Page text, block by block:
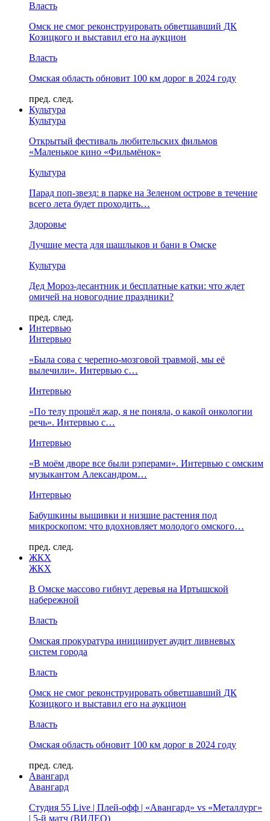
Власть
Омск не смог реконструировать обветшавший ДК
Козицкого и выставил его на аукцион
Власть
Омская область обновит 100 км дорог в 2024 году
пред. след.
Культура
Культура
Открытый фестиваль любительских фильмов
«Маленькое кино «Фильмёнок»
Культура
Парад поп-звезд: в парке на Зеленом острове в течение
всего лета будет проходить…
Здоровье
Лучшие места для шашлыков и бани в Омске
Культура
Дед Мороз-десантник и бесплатные катки: что ждет
омичей на новогодние праздники?
пред. след.
Интервью
Интервью
«Была сова с черепно-мозговой травмой, мы её
вылечили». Интервью с…
Интервью
«По телу прошёл жар, я не поняла, о какой онкологии
речь». Интервью с…
Интервью
«В моём дворе все были рэперами». Интервью с омским
музыкантом Александром…
Интервью
Бабушкины вышивки и низшие растения под
микроскопом: что вдохновляет молодого омского…
пред. след.
ЖКХ
ЖКХ
В Омске массово гибнут деревья на Иртышской
набережной
Власть
Омская прокуратура инициирует аудит ливневых
систем города
Власть
Омск не смог реконструировать обветшавший ДК
Козицкого и выставил его на аукцион
Власть
Омская область обновит 100 км дорог в 2024 году
пред. след.
Авангард
Авангард
Студия 55 Live | Плей-офф | «Авангард» vs «Металлург»
| 5-й матч (ВИДЕО)